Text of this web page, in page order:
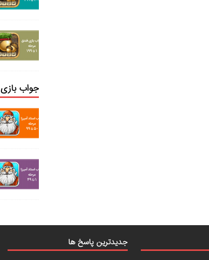
جواب بازی
جدیدترین پاسخ ها